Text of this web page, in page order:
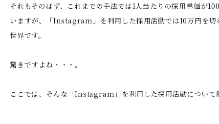
それもそのはず、これまでの手法では1人当たりの採用単価が
いますが、「Instagram」を利用した採用活動では10万円を切
世界です。
驚きですよね・・・。
ここでは、そんな「Instagram」を利用した採用活動について